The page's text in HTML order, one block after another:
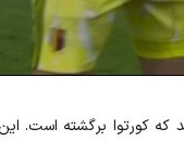
که کورتوا برگشته است.